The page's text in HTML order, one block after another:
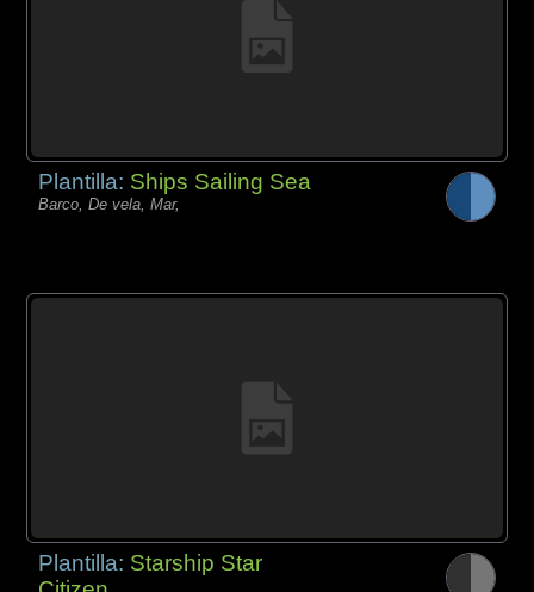
Plantilla: Ships Sailing Sea
Barco, De vela, Mar,
Plantilla: Starship Star